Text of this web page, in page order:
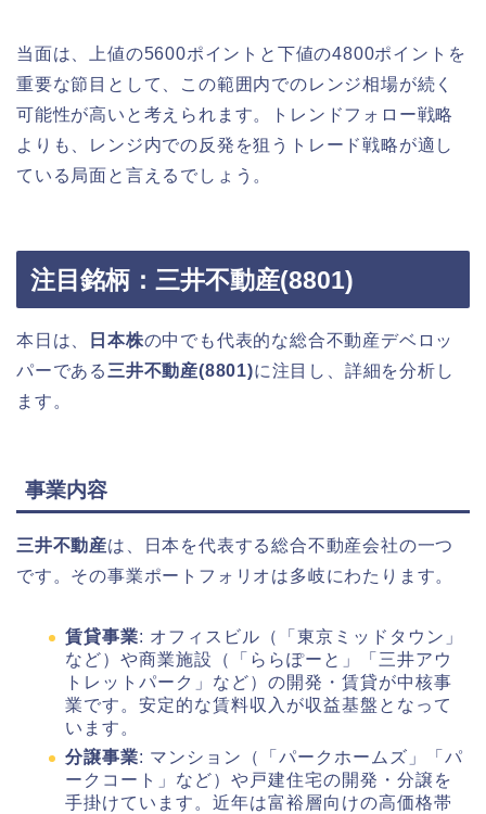
当面は、上値の5600ポイントと下値の4800ポイントを
重要な節目として、この範囲内でのレンジ相場が続く
可能性が高いと考えられます。トレンドフォロー戦略
よりも、レンジ内での反発を狙うトレード戦略が適し
ている局面と言えるでしょう。
注目銘柄：三井不動産(8801)
本日は、 日本株の中でも代表的な総合不動産デベロッ
パーである 三井不動産(8801)に注目し、詳細を分析し
ます。
事業内容
三井不動産は、日本を代表する総合不動産会社の一つ
です。その事業ポートフォリオは多岐にわたります。
賃貸事業: オフィスビル（「東京ミッドタウン」
など）や商業施設（「ららぽーと」「三井アウ
トレットパーク」など）の開発・賃貸が中核事
業です。安定的な賃料収入が収益基盤となって
います。
分譲事業: マンション（「パークホームズ」「パ
ークコート」など）や戸建住宅の開発・分譲を
手掛けています。近年は富裕層向けの高価格帯